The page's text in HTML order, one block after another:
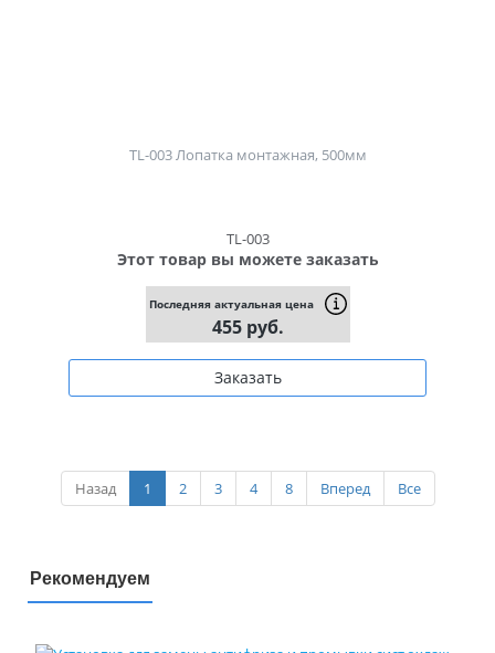
TL-003 Лопатка монтажная, 500мм
TL-003
Этот товар вы можете заказать
Последняя актуальная цена
455 руб.
Заказать
Назад 1 2 3 4 8 Вперед Все
Рекомендуем